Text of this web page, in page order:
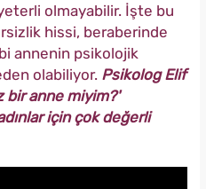
olmayabilir. İşte bu
hissi, beraberinde
annenin psikolojik
olabiliyor. Psikolog Elif
bir anne miyim?'
için çok değerli